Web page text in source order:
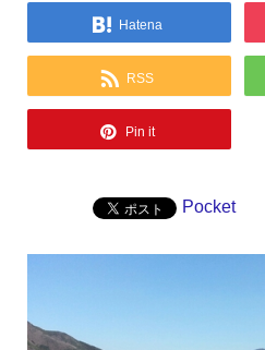
Hatena
RSS
Pin it
Pocket